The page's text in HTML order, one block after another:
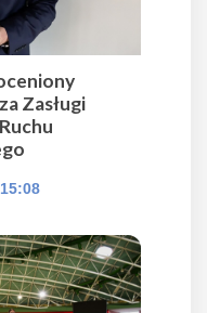
Zasługi